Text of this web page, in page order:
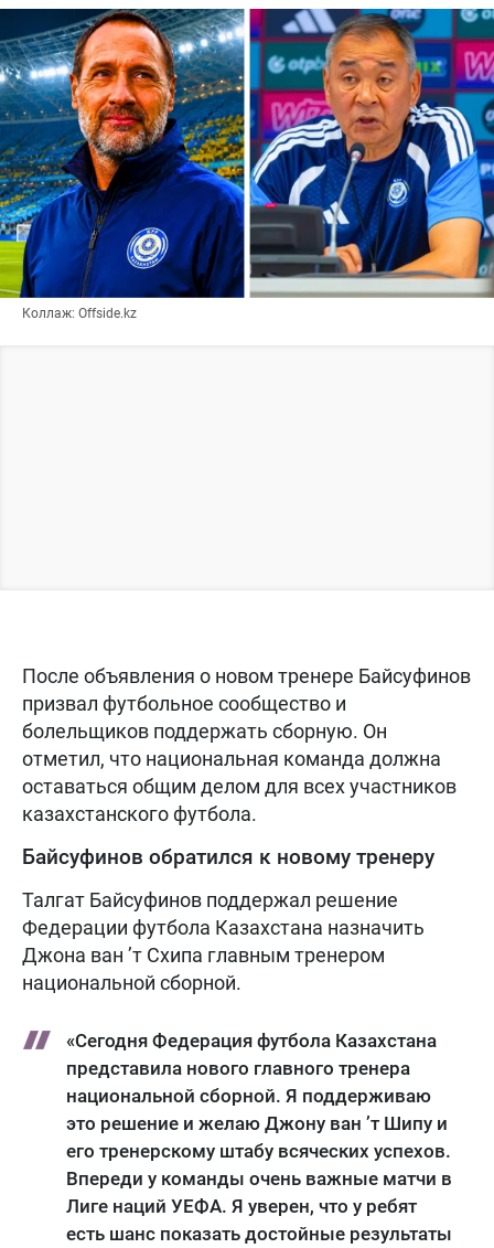
Коллаж: Offside.kz
После объявления о новом тренере Байсуфинов
призвал футбольное сообщество и
болельщиков поддержать сборную. Он
отметил, что национальная команда должна
оставаться общим делом для всех участников
казахстанского футбола.
Байсуфинов обратился к новому тренеру
Талгат Байсуфинов поддержал решение
Федерации футбола Казахстана назначить
Джона ван ’т Схипа главным тренером
национальной сборной.
«Сегодня Федерация футбола Казахстана
представила нового главного тренера
национальной сборной. Я поддерживаю
это решение и желаю Джону ван ’т Шипу и
его тренерскому штабу всяческих успехов.
Впереди у команды очень важные матчи в
Лиге наций УЕФА. Я уверен, что у ребят
есть шанс показать достойные результаты